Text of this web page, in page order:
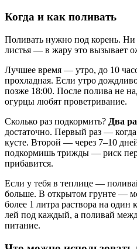
Когда и как поливать
Поливать нужно под корень. Ни
листья — в жару это вызывает
Лучшее время — утро, до 10
прохладная. Если утро
позже 18:00. После полива не
огурцы любят проветривание.
Сколько раз подкормить? Два
достаточно. Первый раз —
кусте. Второй — через 7–10
подкормишь трижды — риск
прибавится.
Если у тебя в теплице —
больше. В открытом грунте —
более 1 литра раствора на
лей под каждый, а поливай
питание.